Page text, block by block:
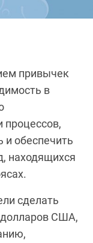
привычек
в
процессов,
и обеспечить
находящихся
сделать
долларов США,